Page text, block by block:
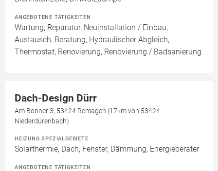
ANGEBOTENE TÄTIGKEITEN
Wartung, Reparatur, Neuinstallation / Einbau,
Austausch, Beratung, Hydraulischer Abgleich,
Thermostat, Renovierung, Renovierung / Badsanierung
Dach-Design Dürr
Am Bonner 3, 53424 Remagen (17km von 53424
Niederdürenbach)
HEIZUNG SPEZIALGEBIETE
Solarthermie, Dach, Fenster, Dämmung, Energieberater
ANGEBOTENE TÄTIGKEITEN